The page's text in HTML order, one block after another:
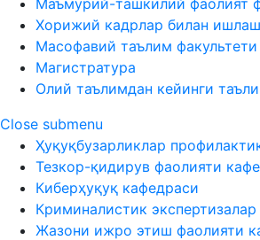
Маъмурий-ташкилий фаолият
Хорижий кадрлар билан ишлаш
Масофавий таълим факультети
Магистратура
Олий таълимдан кейинги
Close submenu
Ҳуқуқбузарликлар
Тезкор-қидирув фаолияти
Киберҳуқуқ кафедраси
Криминалистик
Жазони ижро этиш фаолияти